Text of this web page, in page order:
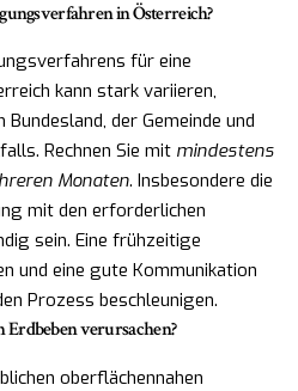
in Österreich?
für eine
kann stark variieren,
der Gemeinde und
Rechnen Sie mit mindestens
Monaten. Insbesondere die
mit den erforderlichen
sein. Eine frühzeitige
und eine gute Kommunikation
Prozess beschleunigen.
verursachen?
oberflächennahen